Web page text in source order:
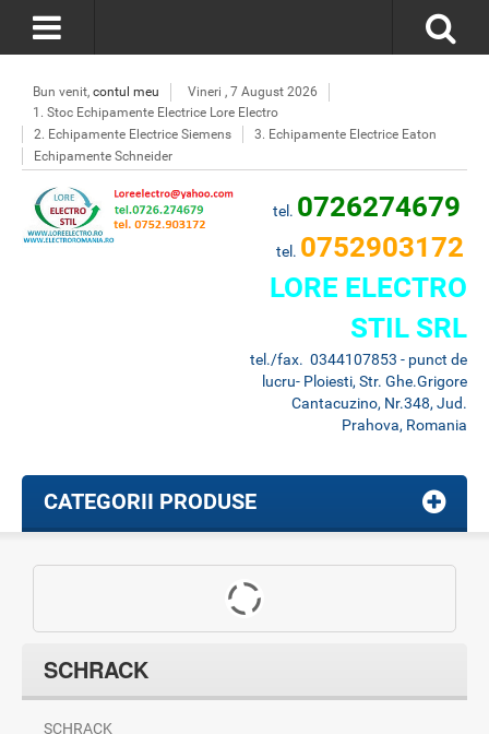
Bun venit, contul meu
Vineri , 7 August 2026
1. Stoc Echipamente Electrice Lore Electro
2. Echipamente Electrice Siemens
3. Echipamente Electrice Eaton
Echipamente Schneider
tel. 0726274679
tel. 0752903172
LORE ELECTRO
STIL SRL
tel./fax. 0344107853 - punct de
lucru- Ploiesti, Str. Ghe.Grigore
Cantacuzino, Nr.348, Jud.
Prahova, Romania
CATEGORII PRODUSE
SCHRACK
SCHRACK